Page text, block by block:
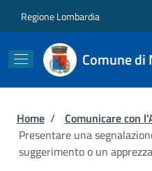
Regione Lombardia
Comune di
Briciole di
Home / Comunicare con
Presentare una
suggerimento o un